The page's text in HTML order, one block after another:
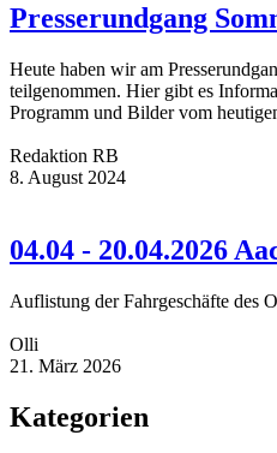
Presserundgang
Heute haben wir am
teilgenommen. Hier gibt es
Programm und Bilder vom
Redaktion RB
8. August 2024
04.04 - 20.04.2026
Auflistung der Fahrgeschäfte des
Olli
21. März 2026
Kategorien